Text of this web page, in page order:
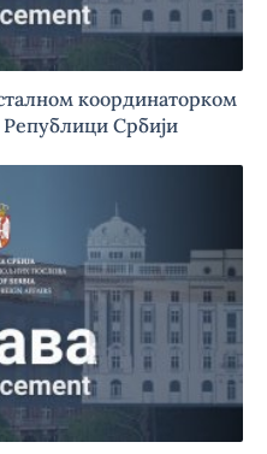
координаторком
Републици Србији